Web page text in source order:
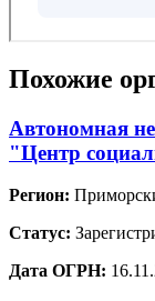
Похожие
Автономная
"Центр
Регион:
Статус:
Дата ОГРН: